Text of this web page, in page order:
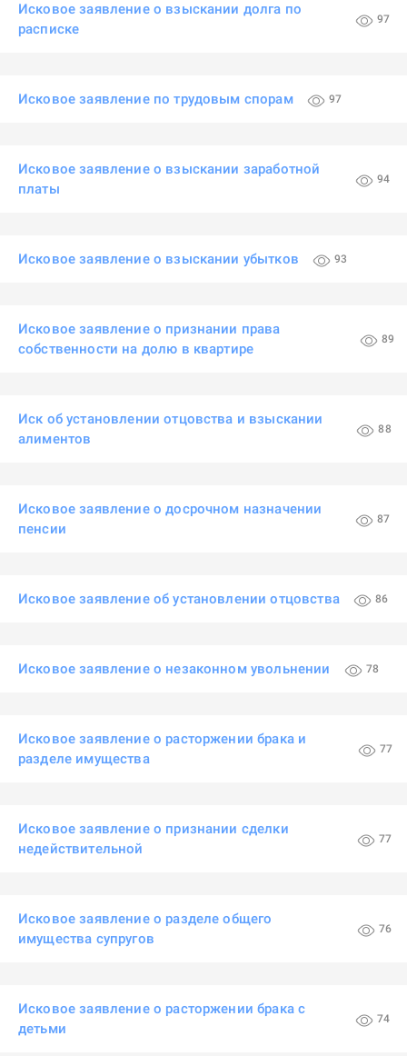
Исковое заявление о взыскании долга по
расписке
97
Исковое заявление по трудовым спорам 97
Исковое заявление о взыскании заработной
платы
94
Исковое заявление о взыскании убытков 93
Исковое заявление о признании права
собственности на долю в квартире
89
Иск об установлении отцовства и взыскании
алиментов
88
Исковое заявление о досрочном назначении
пенсии
87
Исковое заявление об установлении отцовства 86
Исковое заявление о незаконном увольнении 78
Исковое заявление о расторжении брака и
разделе имущества
77
Исковое заявление о признании сделки
недействительной
77
Исковое заявление о разделе общего
имущества супругов
76
Исковое заявление о расторжении брака с
детьми
74